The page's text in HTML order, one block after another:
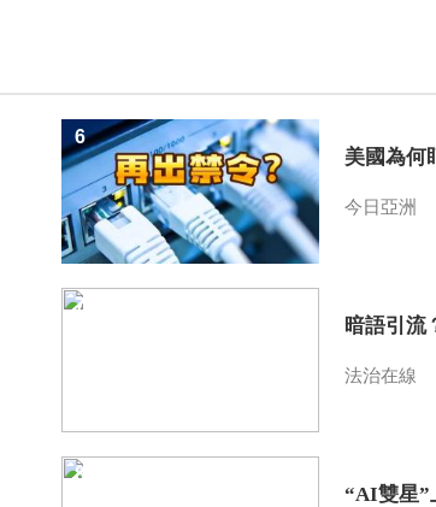
美國為何
今日亞洲
6
暗語引流
法治在線
7
“AI雙星”
8